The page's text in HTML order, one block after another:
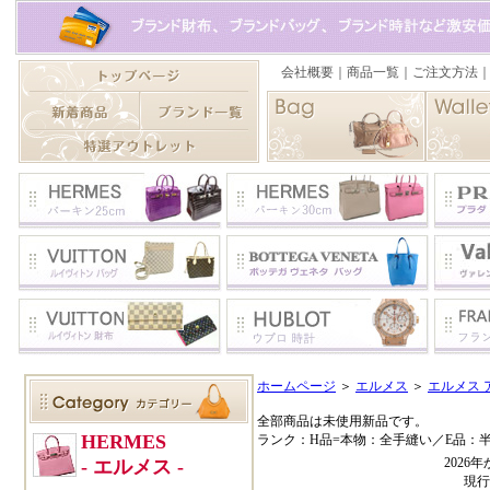
ホームページ ＞ エルメス ＞ エルメス
全部商品は未使用新品です。
ランク：H品=本物：全手縫い／E品：
2026年
現